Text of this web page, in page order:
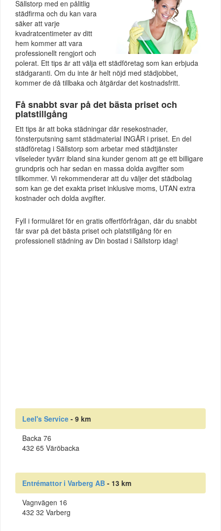
Sällstorp med en pålitlig
städfirma och du kan vara
säker att varje
kvadratcentimeter av ditt
hem kommer att vara
professionellt rengjort och
polerat. Ett tips är att välja ett städföretag som kan erbjuda
städgaranti. Om du inte är helt nöjd med städjobbet,
kommer de då tillbaka och åtgärdar det kostnadsfritt.
Få snabbt svar på det bästa priset och
platstillgång
Ett tips är att boka städningar där resekostnader,
fönsterputsning samt städmaterial INGÅR i priset. En del
städföretag i Sällstorp som arbetar med städtjänster
vilseleder tyvärr ibland sina kunder genom att ge ett billigare
grundpris och har sedan en massa dolda avgifter som
tillkommer. Vi rekommenderar att du väljer det städbolag
som kan ge det exakta priset inklusive moms, UTAN extra
kostnader och dolda avgifter.
Fyll i formuläret för en gratis offertförfrågan, där du snabbt
får svar på det bästa priset och platstillgång för en
professionell städning av Din bostad i Sällstorp idag!
Leel's Service - 9 km
Backa 76
432 65 Väröbacka
Entrémattor i Varberg AB - 13 km
Vagnvägen 16
432 32 Varberg